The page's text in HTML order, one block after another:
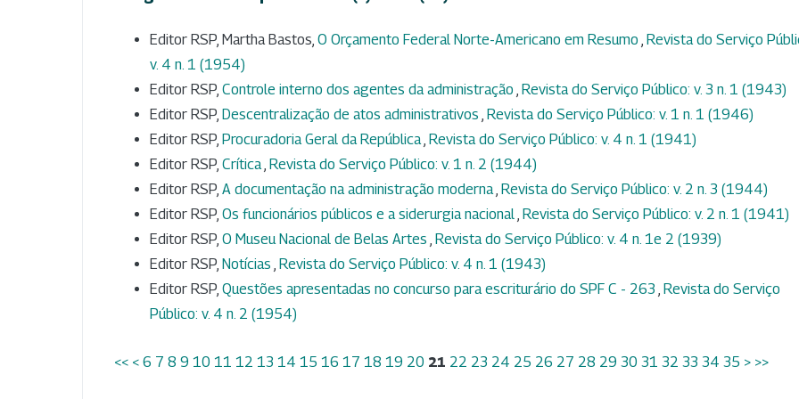
Editor RSP, Martha Bastos, O Orçamento Federal Norte-Americano em Resumo , Revista do Serviço
v. 4 n. 1 (1954)
Editor RSP, Controle interno dos agentes da administração , Revista do Serviço Público: v. 3 n. 1 (1943)
Editor RSP, Descentralização de atos administrativos , Revista do Serviço Público: v. 1 n. 1 (1946)
Editor RSP, Procuradoria Geral da República, Revista do Serviço Público: v. 4 n. 1 (1941)
Editor RSP, Crítica, Revista do Serviço Público: v. 1 n. 2 (1944)
Editor RSP, A documentação na administração moderna, Revista do Serviço Público: v. 2 n. 3 (1944)
Editor RSP, Os funcionários públicos e a siderurgia nacional, Revista do Serviço Público: v. 2 n. 1 (1941)
Editor RSP, O Museu Nacional de Belas Artes , Revista do Serviço Público: v. 4 n. 1e 2 (1939)
Editor RSP, Notícias , Revista do Serviço Público: v. 4 n. 1 (1943)
Editor RSP, Questões apresentadas no concurso para escriturário do SPF C - 263 , Revista do Serviço
Público: v. 4 n. 2 (1954)
<< < 6 7 8 9 10 11 12 13 14 15 16 17 18 19 20 21 22 23 24 25 26 27 28 29 30 31 32 33 34 35 > >>